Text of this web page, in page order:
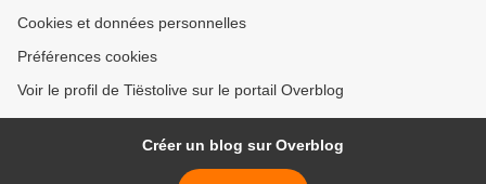
Cookies et données personnelles
Préférences cookies
Voir le profil de Tiëstolive sur le portail Overblog
Créer un blog sur Overblog